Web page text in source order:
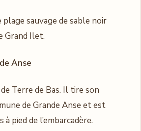
plage sauvage de sable noir
Grand Ilet.
Anse
Terre de Bas. Il tire son
de Grande Anse et est
à pied de l’embarcadère.